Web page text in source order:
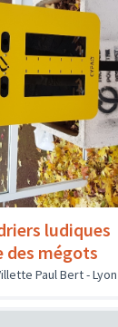
ludiques
des mégots
Paul Bert - Lyon